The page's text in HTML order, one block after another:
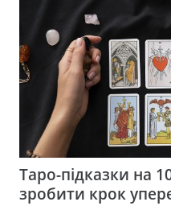
Таро-підказки на
зробити крок